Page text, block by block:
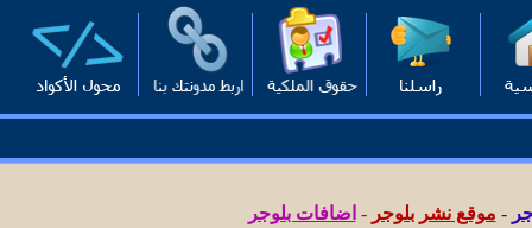
- موقع نشر بلوجر - اضافات بلوجر